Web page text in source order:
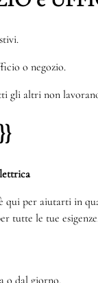
o negozio.
gli altri non
per aiutarti in
tutte le tue